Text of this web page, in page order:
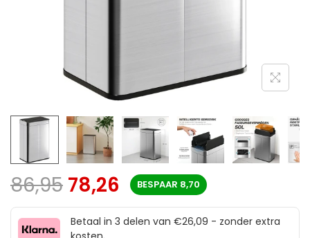
86,95 78,26 BESPAAR 8,70
Betaal in 3 delen van €26,09 - zonder extra